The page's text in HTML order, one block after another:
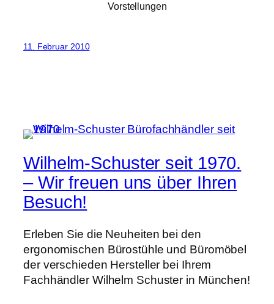
Vorstellungen
11. Februar 2010
Wilhelm-Schuster seit 1970.
– Wir freuen uns über Ihren
Besuch!
Erleben Sie die Neuheiten bei den
ergonomischen Bürostühle und Büromöbel
der verschieden Hersteller bei Ihrem
Fachhändler Wilhelm Schuster in München!